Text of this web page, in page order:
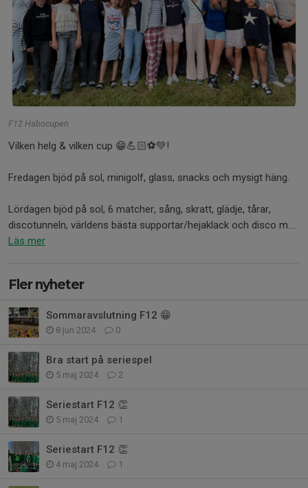
F12 Habocupen
Vilken helg & vilken cup 😁💪🏻⚽️💚!
Fredagen bjöd på sol, minigolf, glass, snacks och mysigt häng.
Lördagen bjöd på sol, 6 matcher, sång, skratt, glädje, tårar,
discotunneln, världens bästa supportar/hejaklack och disco m....
Läs mer
Fler nyheter
Sommaravslutning F12 😁
8 jun 2024 0
Bra start på seriespel
5 maj 2024 2
Seriestart F12 👏
5 maj 2024 1
Seriestart F12 👏
4 maj 2024 1